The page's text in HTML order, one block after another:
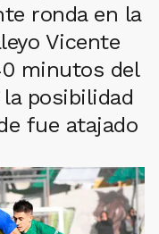
ronda en la
Vicente
minutos del
posibilidad
fue atajado